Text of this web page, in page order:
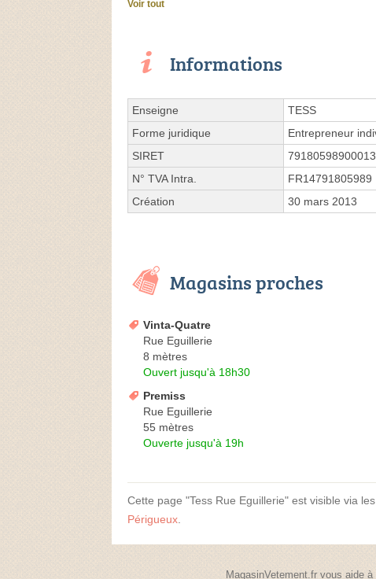
Voir tout
Informations
Enseigne
TESS
Forme juridique
Entrepreneur
SIRET
79180598900013
N° TVA Intra.
FR14791805989
Création
30 mars 2013
Magasins proches
Vinta-Quatre
Rue Eguillerie
8 mètres
Ouvert jusqu'à 18h30
Premiss
Rue Eguillerie
55 mètres
Ouverte jusqu'à 19h
Cette page "Tess Rue Eguillerie" est visible via
Périgueux
MagasinVetement.fr vous aide